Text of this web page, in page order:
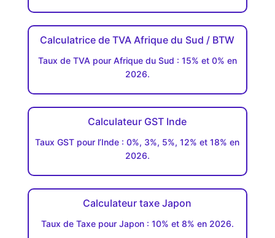
Calculatrice de TVA Afrique du Sud / BTW
Taux de TVA pour Afrique du Sud : 15% et 0% en
2026.
Calculateur GST Inde
Taux GST pour l’Inde : 0%, 3%, 5%, 12% et 18% en
2026.
Calculateur taxe Japon
Taux de Taxe pour Japon : 10% et 8% en 2026.